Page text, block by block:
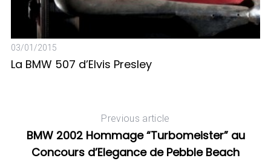
03/01/2015
La BMW 507 d’Elvis Presley
Previous article
BMW 2002 Hommage “Turbomeister” au
Concours d’Elegance de Pebble Beach